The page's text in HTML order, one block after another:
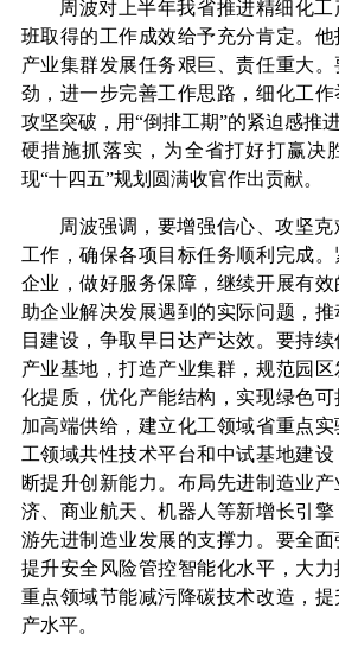
周波对上半年我省推进精细化工
班取得的工作成效给予充分肯定。
产业集群发展任务艰巨、责任重大
劲，进一步完善工作思路，细化工
攻坚突破，用“倒排工期”的紧迫感推
硬措施抓落实，为全省打好打赢决
现“十四五”规划圆满收官作出贡献。
周波强调，要增强信心、攻坚克
工作，确保各项目标任务顺利完成
企业，做好服务保障，继续开展有
助企业解决发展遇到的实际问题，
目建设，争取早日达产达效。要持
产业基地，打造产业集群，规范园
化提质，优化产能结构，实现绿色
加高端供给，建立化工领域省重点
工领域共性技术平台和中试基地建
断提升创新能力。布局先进制造业
济、商业航天、机器人等新增长引
游先进制造业发展的支撑力。要全
提升安全风险管控智能化水平，大
重点领域节能减污降碳技术改造，
产水平。